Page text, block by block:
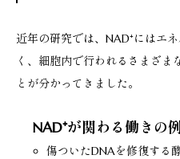
近年の研究では、NAD⁺にはエ
く、細胞内で行われるさまざま
とが分かってきました。
NAD⁺が関わる働きの
傷ついたDNAを修復する